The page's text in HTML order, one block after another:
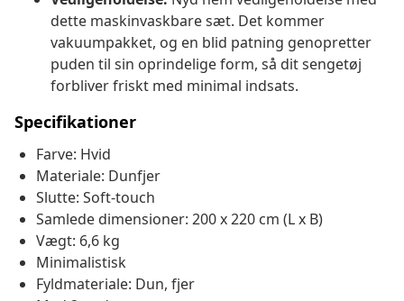
dette maskinvaskbare sæt. Det kommer
vakuumpakket, og en blid patning genopretter
puden til sin oprindelige form, så dit sengetøj
forbliver friskt med minimal indsats.
Specifikationer
Farve: Hvid
Materiale: Dunfjer
Slutte: Soft-touch
Samlede dimensioner: 200 x 220 cm (L x B)
Vægt: 6,6 kg
Minimalistisk
Fyldmateriale: Dun, fjer